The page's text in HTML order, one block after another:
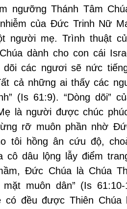
ngưỡng Thánh Tâm
của Đức Trinh Nữ
người mẹ. Trình thuật
dành cho con cái
các ngươi sẽ nức
cả những ai thấy các
(Is 61:9). “Dòng dõi”
là người được chúc
rỡ muôn phần nhờ
tôi hồng ân cứu độ,
dâu lộng lẫy điểm
Đức Chúa là Chúa
muôn dân” (Is
đều được Thiên